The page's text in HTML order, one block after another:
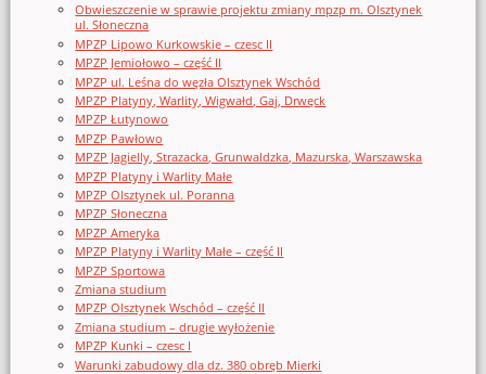
Obwieszczenie w sprawie projektu zmiany mpzp m. Olsztynek
ul. Słoneczna
MPZP Lipowo Kurkowskie – czesc II
MPZP Jemiołowo – część II
MPZP ul. Leśna do węzła Olsztynek Wschód
MPZP Platyny, Warlity, Wigwałd, Gaj, Drwęck
MPZP Łutynowo
MPZP Pawłowo
MPZP Jagielly, Strazacka, Grunwaldzka, Mazurska, Warszawska
MPZP Platyny i Warlity Małe
MPZP Olsztynek ul. Poranna
MPZP Słoneczna
MPZP Ameryka
MPZP Platyny i Warlity Małe – część II
MPZP Sportowa
Zmiana studium
MPZP Olsztynek Wschód – część II
Zmiana studium – drugie wyłożenie
MPZP Kunki – czesc I
Warunki zabudowy dla dz. 380 obręb Mierki